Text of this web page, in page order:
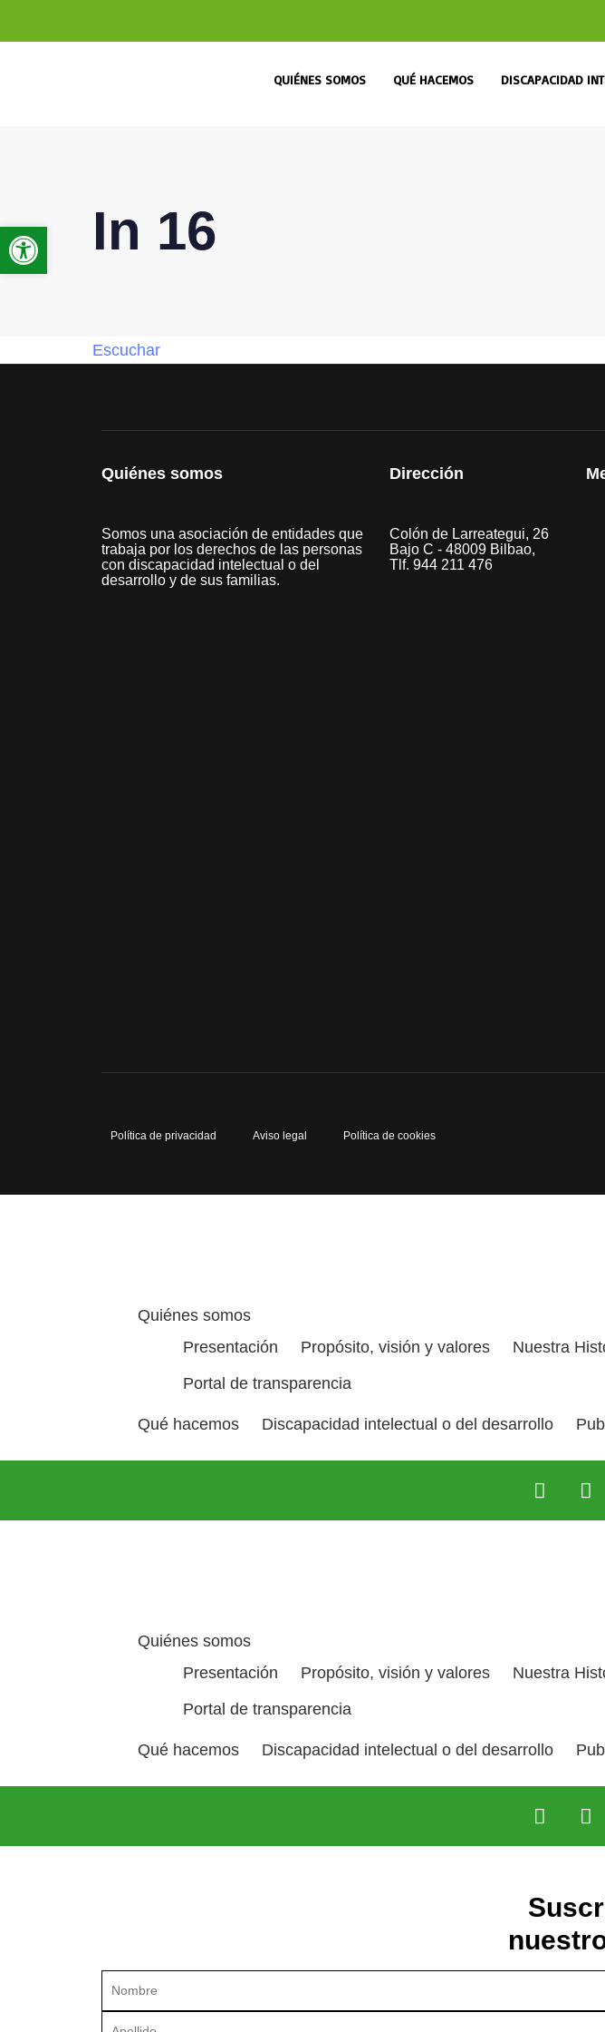
QUIÉNES SOMOS QUÉ HACEMOS DISCAPACIDAD
In 16
Escuchar
Quiénes somos
Somos una asociación de entidades que
trabaja por los derechos de las personas
con discapacidad intelectual o del
desarrollo y de sus familias.
Dirección
Colón de Larreategui, 26
Bajo C - 48009 Bilbao,
Tlf. 944 211 476
Política de privacidad Aviso legal Política de cookies
Quiénes somos
Presentación
Propósito, visión y valores Nuestra
Portal de transparencia
Qué hacemos Discapacidad intelectual o del desarrollo
Quiénes somos
Presentación
Propósito, visión y valores Nuestra
Portal de transparencia
Qué hacemos Discapacidad intelectual o del desarrollo
Abrir barra de herramientas